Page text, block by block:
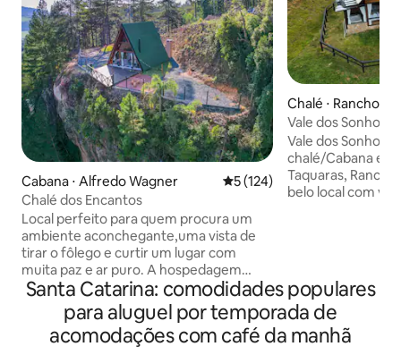
Cabana ⋅ Alfredo Wagner 5 de uma avaliação média de
5 (124)
Chalé dos Encantos
Local perfeito para quem procura um
ambiente aconchegante,uma vista de
tirar o fôlego e curtir um lugar com
muita paz e ar puro. A hospedagem
conta com uma incrível hidromassagem
com cromoterapia,para você relaxar e
ter momentos únicos e inesquecíveis.
Possui uma lareira e fogo de chão para
Chalé ⋅ Rancho
Vale dos Sonhos
Taquaras - RQ
Vale dos Sonhos
chalé/Cabana
Taquaras,
belo local com
propriedade
temos ainda
cafés coloniais,
tropeiro.
Cozinha Chuveiro com aquecimento a
Santa Catarina: comodidades populares
para aluguel por temporada de
acomodações com café da manhã